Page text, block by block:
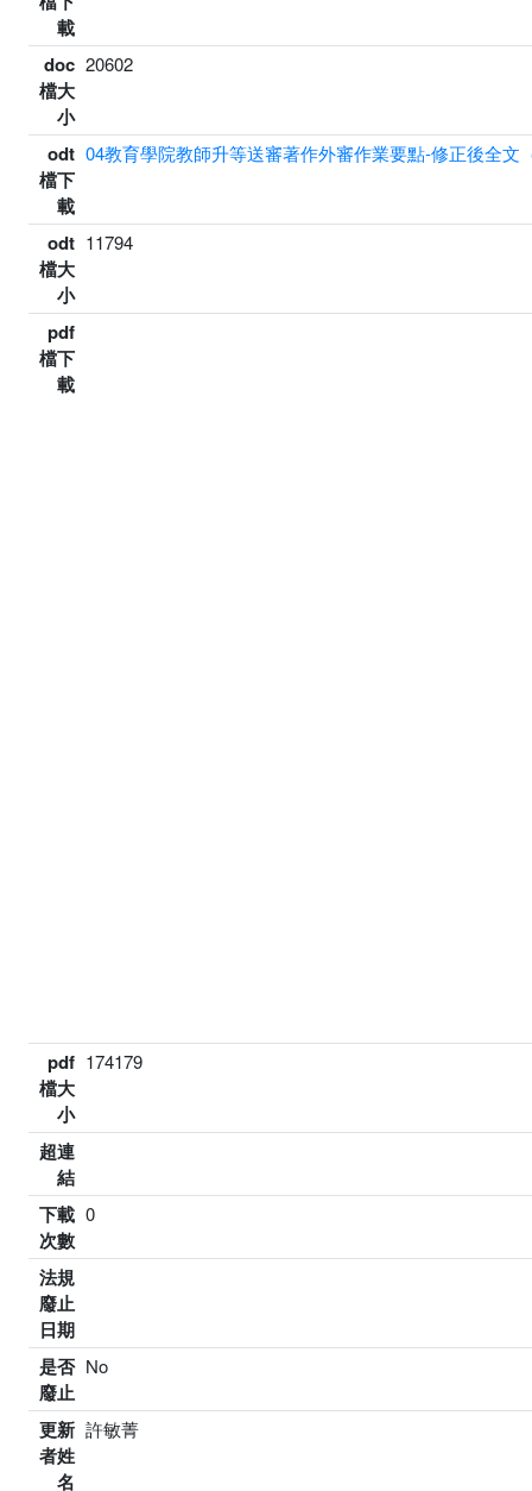
載
doc
檔大
小
20602
odt
檔下
載
04教育學院教師升等送審著作外審作業要點-修正後全文
odt
檔大
小
11794
pdf
檔下
載
pdf
檔大
小
174179
超連
結
下載
次數
0
法規
廢止
日期
是否
廢止
No
更新
者姓
名
許敏菁